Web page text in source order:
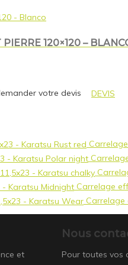
120×120 –
votre devis DEVIS
Carrelage
Carrelage
et
Nous
Pour toutes vos